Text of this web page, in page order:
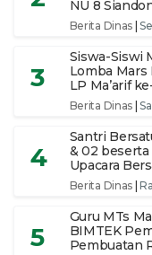
NU 8
Berita Dinas |
3
Siswa-Siswi
Lomba Mars
LP Ma’arif
Berita Dinas |
4
Santri
& 02 beserta
Upacara
pimpin
Berita Dinas |
5
Guru MTs
BIMTEK
Pembuatan